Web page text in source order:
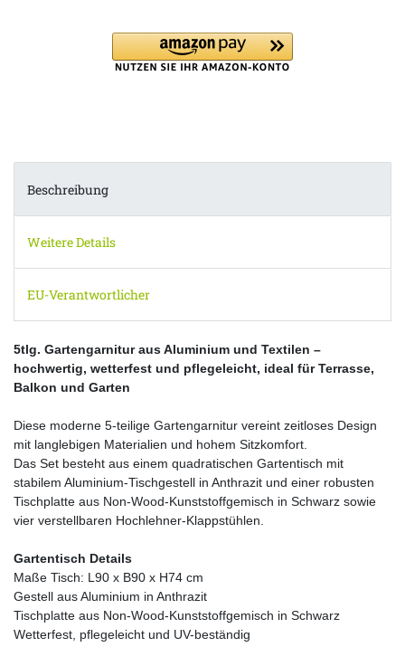
Beschreibung
Weitere Details
EU-Verantwortlicher
5tlg. Gartengarnitur aus Aluminium und Textilen –
hochwertig, wetterfest und pflegeleicht, ideal für Terrasse,
Balkon und Garten
Diese moderne 5-teilige Gartengarnitur vereint zeitloses Design
mit langlebigen Materialien und hohem Sitzkomfort.
Das Set besteht aus einem quadratischen Gartentisch mit
stabilem Aluminium-Tischgestell in Anthrazit und einer robusten
Tischplatte aus Non-Wood-Kunststoffgemisch in Schwarz sowie
vier verstellbaren Hochlehner-Klappstühlen.
Gartentisch Details
Maße Tisch: L90 x B90 x H74 cm
Gestell aus Aluminium in Anthrazit
Tischplatte aus Non-Wood-Kunststoffgemisch in Schwarz
Wetterfest, pflegeleicht und UV-beständig